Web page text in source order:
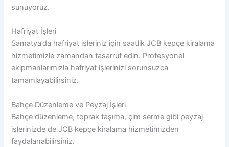
sunuyoruz.
Hafriyat İşleri
Samatya’da hafriyat işleriniz için saatlik JCB kepçe kiralama
hizmetimizle zamandan tasarruf edin. Profesyonel
ekipmanlarımızla hafriyat işlerinizi sorunsuzca
tamamlayabilirsiniz.
Bahçe Düzenleme ve Peyzaj İşleri
Bahçe düzenleme, toprak taşıma, çim serme gibi peyzaj
işlerinizde de JCB kepçe kiralama hizmetimizden
faydalanabilirsiniz.